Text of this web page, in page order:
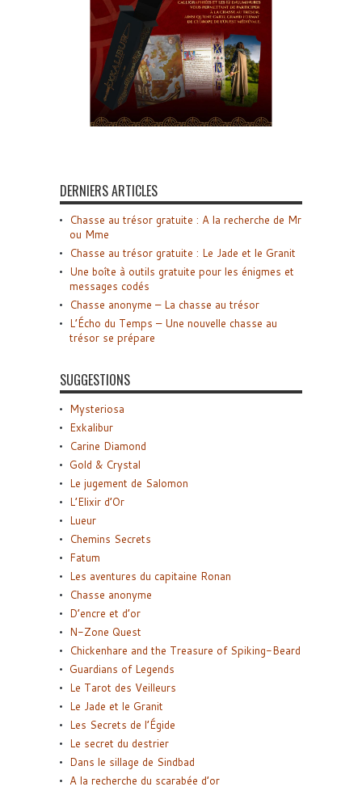
DERNIERS ARTICLES
Chasse au trésor gratuite : A la recherche de Mr
ou Mme
Chasse au trésor gratuite : Le Jade et le Granit
Une boîte à outils gratuite pour les énigmes et
messages codés
Chasse anonyme – La chasse au trésor
L’Écho du Temps – Une nouvelle chasse au
trésor se prépare
SUGGESTIONS
Mysteriosa
Exkalibur
Carine Diamond
Gold & Crystal
Le jugement de Salomon
L’Elixir d’Or
Lueur
Chemins Secrets
Fatum
Les aventures du capitaine Ronan
Chasse anonyme
D’encre et d’or
N-Zone Quest
Chickenhare and the Treasure of Spiking-Beard
Guardians of Legends
Le Tarot des Veilleurs
Le Jade et le Granit
Les Secrets de l’Égide
Le secret du destrier
Dans le sillage de Sindbad
A la recherche du scarabée d’or